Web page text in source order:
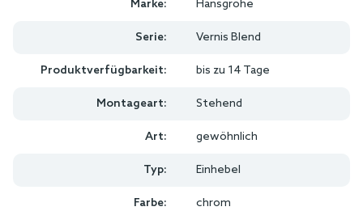
Marke: Hansgrohe
Serie: Vernis Blend
Produktverfügbarkeit: bis zu 14 Tage
Montageart: Stehend
Art: gewöhnlich
Typ: Einhebel
Farbe: chrom